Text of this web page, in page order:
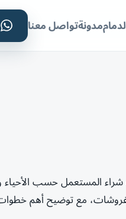
مدونةتواصل معنا
المستعمل حسب الأحياء
مع توضيح أهم خطوات